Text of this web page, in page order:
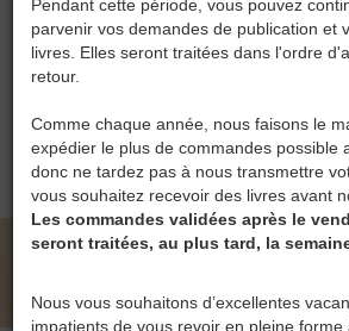
Pendant cette période, vous pouvez
parvenir vos demandes de publication et
livres. Elles seront traitées dans l'ordre
retour.
Comme chaque année, nous faisons le
expédier le plus de commandes possible
donc ne tardez pas à nous transmettre
vous souhaitez recevoir des livres avant
Les commandes validées après le
seront traitées, au plus tard, la
Nous vous souhaitons d’excellentes
impatients de vous revoir en pleine forme
Menu
0
LE LIVRE EN PAPIER • SABLE
CLÉMENT STEELS